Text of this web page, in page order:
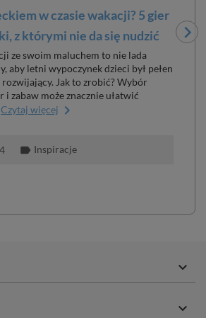
w czasie wakacji? 5 gier
z którymi nie da się nudzić
ze swoim maluchem to nie lada
aby letni wypoczynek dzieci był pełen
rozwijający. Jak to zrobić? Wybór
zabaw może znacznie ułatwić
Czytaj więcej keyboard_arrow_right
label Inspiracje

